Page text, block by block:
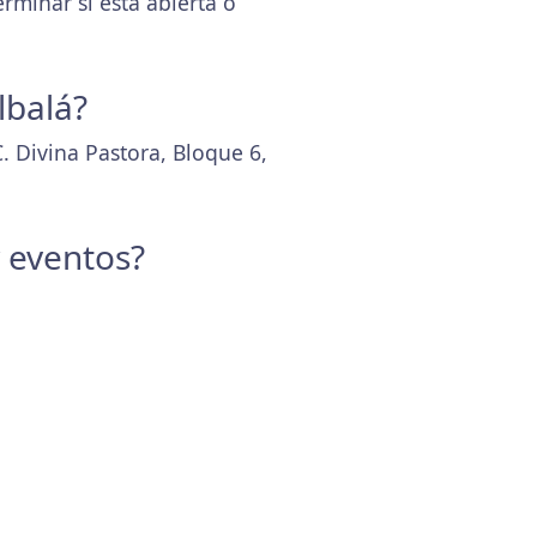
Divina Pastora, Bloque 6,